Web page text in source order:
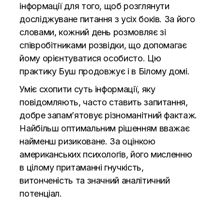
інформації для того, щоб розглянути
досліджуване питання з усіх боків. За його
словами, кожний день розмовляє зі
співробітниками розвідки, що допомагає
йому орієнтуватися особисто. Цю
практику Буш продовжує і в Білому домі.
Уміє схопити суть інформації, яку
повідомляють, часто ставить запитання,
добре запам’ятовує різноманітний фактаж.
Найбільш оптимальним рішенням вважає
найменш ризиковане. За оцінкою
американських психологів, його мисленню
в цілому притаманні гнучкість,
витонченість та значний аналітичний
потенціал.